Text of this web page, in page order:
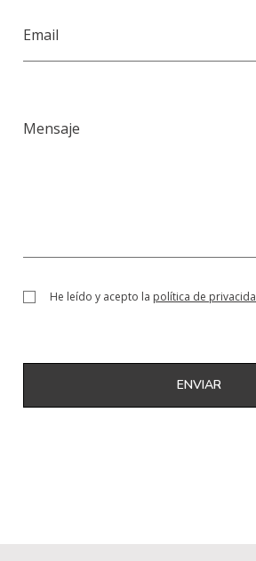
He leído y acepto la política de
ENVIAR